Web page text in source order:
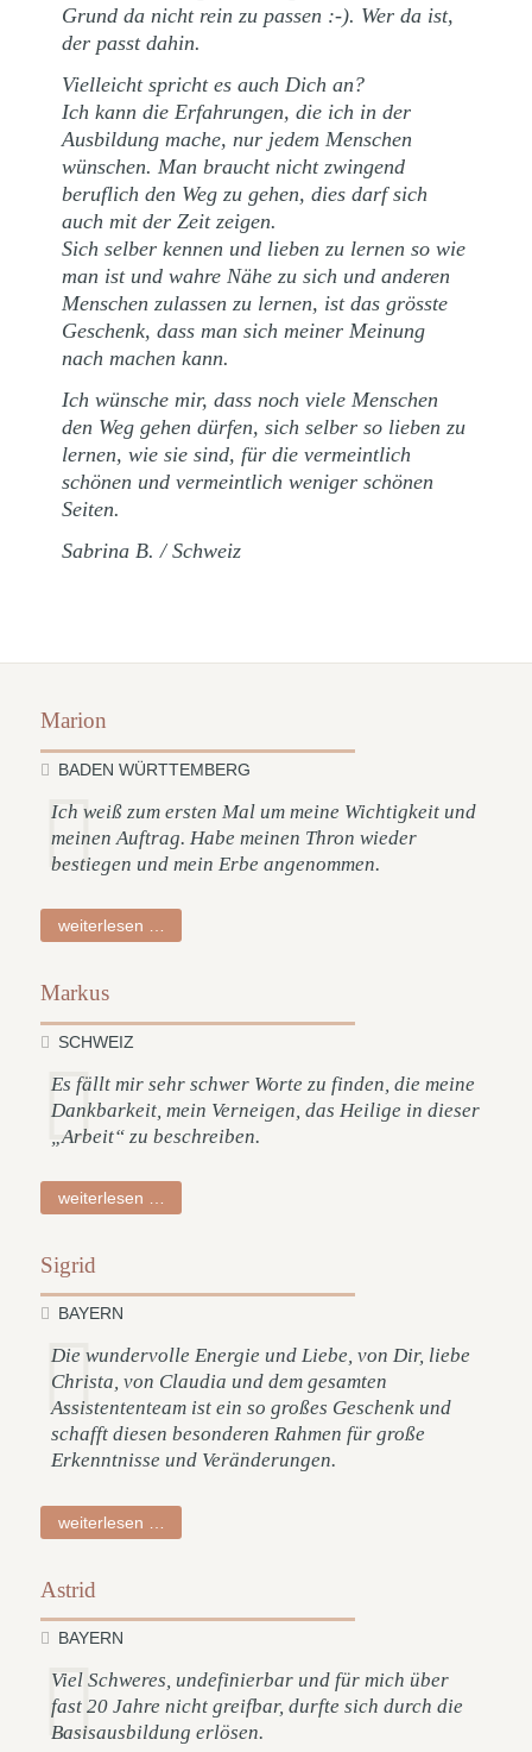
Grund da nicht rein zu passen :-). Wer da ist,
der passt dahin.
Vielleicht spricht es auch Dich an?
Ich kann die Erfahrungen, die ich in der
Ausbildung mache, nur jedem Menschen
wünschen. Man braucht nicht zwingend
beruflich den Weg zu gehen, dies darf sich
auch mit der Zeit zeigen.
Sich selber kennen und lieben zu lernen so wie
man ist und wahre Nähe zu sich und anderen
Menschen zulassen zu lernen, ist das grösste
Geschenk, dass man sich meiner Meinung
nach machen kann.
Ich wünsche mir, dass noch viele Menschen
den Weg gehen dürfen, sich selber so lieben zu
lernen, wie sie sind, für die vermeintlich
schönen und vermeintlich weniger schönen
Seiten.
Sabrina B. / Schweiz
Marion
BADEN WÜRTTEMBERG
Ich weiß zum ersten Mal um meine Wichtigkeit und
meinen Auftrag. Habe meinen Thron wieder
bestiegen und mein Erbe angenommen.
weiterlesen …
Markus
SCHWEIZ
Es fällt mir sehr schwer Worte zu finden, die meine
Dankbarkeit, mein Verneigen, das Heilige in dieser
„Arbeit“ zu beschreiben.
weiterlesen …
Sigrid
BAYERN
Die wundervolle Energie und Liebe, von Dir, liebe
Christa, von Claudia und dem gesamten
Assistententeam ist ein so großes Geschenk und
schafft diesen besonderen Rahmen für große
Erkenntnisse und Veränderungen.
weiterlesen …
Astrid
BAYERN
Viel Schweres, undefinierbar und für mich über
fast 20 Jahre nicht greifbar, durfte sich durch die
Basisausbildung erlösen.